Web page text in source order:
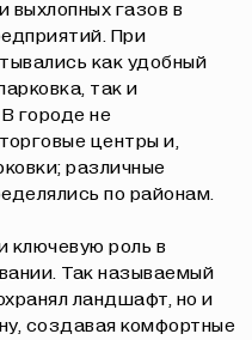
выхлопных газов в
При
как удобный
так и
городе не
центры и,
различные
по районам.
ключевую роль в
Так называемый
ландшафт, но и
создавая комфортные